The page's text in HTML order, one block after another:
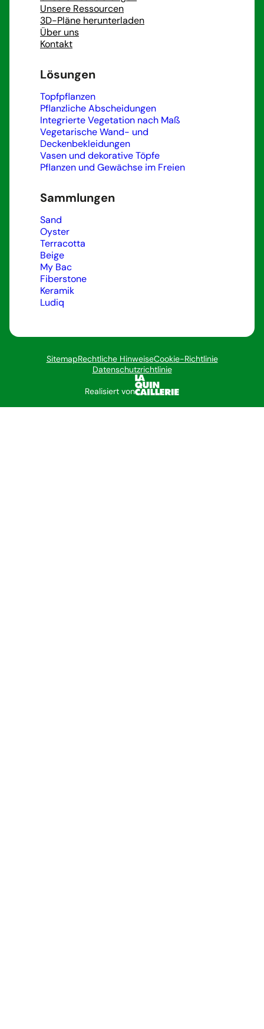
Unsere Ressourcen
3D-Pläne herunterladen
Über uns
Kontakt
Lösungen
Topfpflanzen
Pflanzliche Abscheidungen
Integrierte Vegetation nach Maß
Vegetarische Wand- und
Deckenbekleidungen
Vasen und dekorative Töpfe
Pflanzen und Gewächse im Freien
Sammlungen
Sand
Oyster
Terracotta
Beige
My Bac
Fiberstone
Keramik
Ludiq
SitemapRechtliche HinweiseCookie-Richtlinie
Datenschutzrichtlinie
Realisiert von